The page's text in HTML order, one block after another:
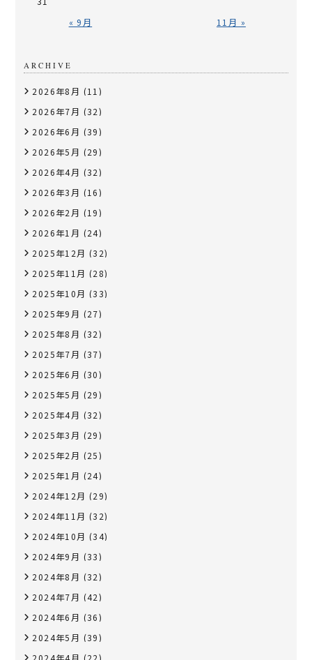
« 9月 11月 »
ARCHIVE
2026年8月 (11)
2026年7月 (32)
2026年6月 (39)
2026年5月 (29)
2026年4月 (32)
2026年3月 (16)
2026年2月 (19)
2026年1月 (24)
2025年12月 (32)
2025年11月 (28)
2025年10月 (33)
2025年9月 (27)
2025年8月 (32)
2025年7月 (37)
2025年6月 (30)
2025年5月 (29)
2025年4月 (32)
2025年3月 (29)
2025年2月 (25)
2025年1月 (24)
2024年12月 (29)
2024年11月 (32)
2024年10月 (34)
2024年9月 (33)
2024年8月 (32)
2024年7月 (42)
2024年6月 (36)
2024年5月 (39)
2024年4月 (22)